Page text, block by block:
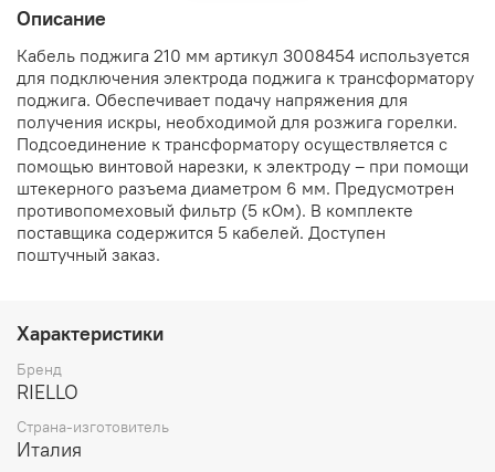
Описание
Кабель поджига 210 мм артикул 3008454 используется
для подключения электрода поджига к трансформатору
поджига. Обеспечивает подачу напряжения для
получения искры, необходимой для розжига горелки.
Подсоединение к трансформатору осуществляется с
помощью винтовой нарезки, к электроду – при помощи
штекерного разъема диаметром 6 мм. Предусмотрен
противопомеховый фильтр (5 кОм). В комплекте
поставщика содержится 5 кабелей. Доступен
поштучный заказ.
Характеристики
Бренд
RIELLO
Страна-изготовитель
Италия